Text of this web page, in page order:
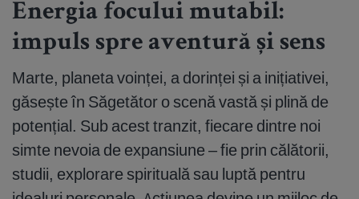
Energia focului mutabil:
impuls spre aventură și sens
Marte, planeta voinței, a dorinței și a inițiativei,
găsește în Săgetător o scenă vastă și plină de
potențial. Sub acest tranzit, fiecare dintre noi
simte nevoia de expansiune – fie prin călătorii,
studii, explorare spirituală sau luptă pentru